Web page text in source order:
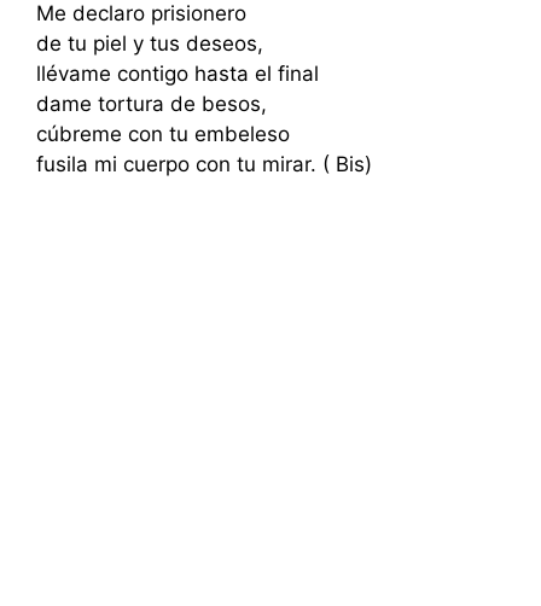
Me declaro prisionero
de tu piel y tus deseos,
llévame contigo hasta el final
dame tortura de besos,
cúbreme con tu embeleso
fusila mi cuerpo con tu mirar. ( Bis)